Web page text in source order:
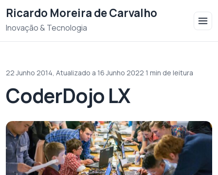
Ricardo Moreira de Carvalho
Inovação & Tecnologia
22 Junho 2014, Atualizado a 16 Junho 2022 1 min de leitura
CoderDojo LX